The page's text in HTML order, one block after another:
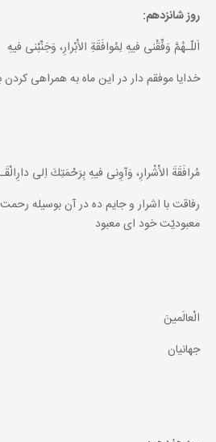
روز شانزدهم:
اَللّـهُمَّ وَفِّقْنى فيهِ لِمُوافَقَةِ الاَْبْرارِ، وَجَنِّبْنى فيهِ
خدايا موفقم دار در اين ماه به همراهى كردن
مُرافَقَةَ الاَْشْرارِ، وَآوِنى فيهِ بِرَحْمَتِكَ اِلى
رفاقت با اشرار و جايم ده در آن بوسيله
معبوديّت خود اى معبود
الْعالَمينَ
جهانيان